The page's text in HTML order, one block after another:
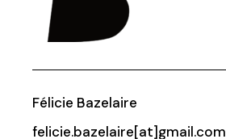
Félicie Bazelaire
felicie.bazelaire[at]gmail.com